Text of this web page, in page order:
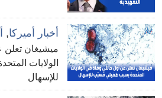
أخبار أميركا,
ميشيغان تعلن
الولايات
للإسهال